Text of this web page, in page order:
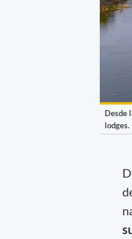
Desde
lodges.